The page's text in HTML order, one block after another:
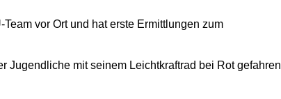
vor Ort und hat erste Ermittlungen zum
Jugendliche mit seinem Leichtkraftrad bei Rot gefahren